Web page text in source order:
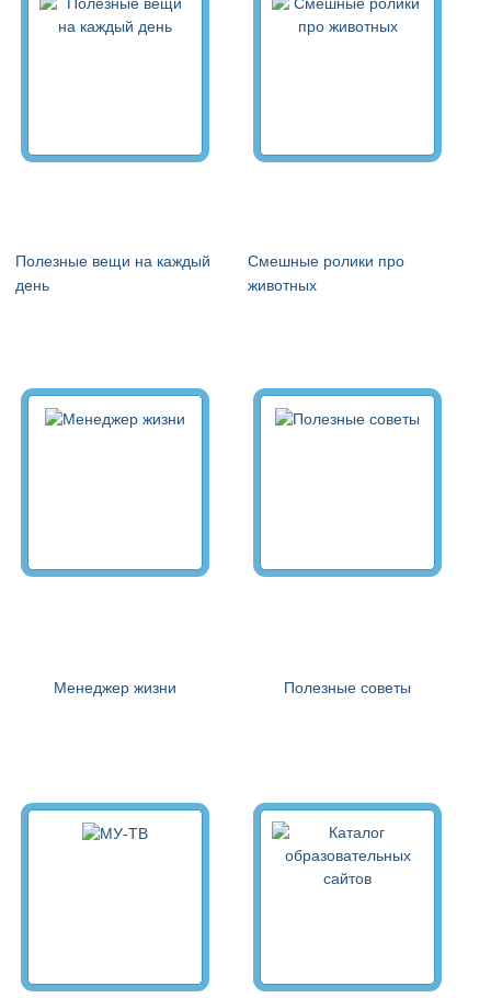
Полезные вещи на каждый
день
Смешные ролики про
животных
Менеджер жизни Полезные советы